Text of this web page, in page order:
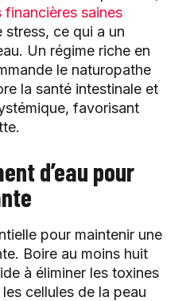
financières saines
stress, ce qui a un
Un régime riche en
le naturopathe
la santé intestinale et
favorisant
d’eau pour
pour maintenir une
Boire au moins huit
à éliminer les toxines
cellules de la peau